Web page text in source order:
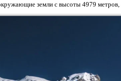
земли с высоты 4979 метров,